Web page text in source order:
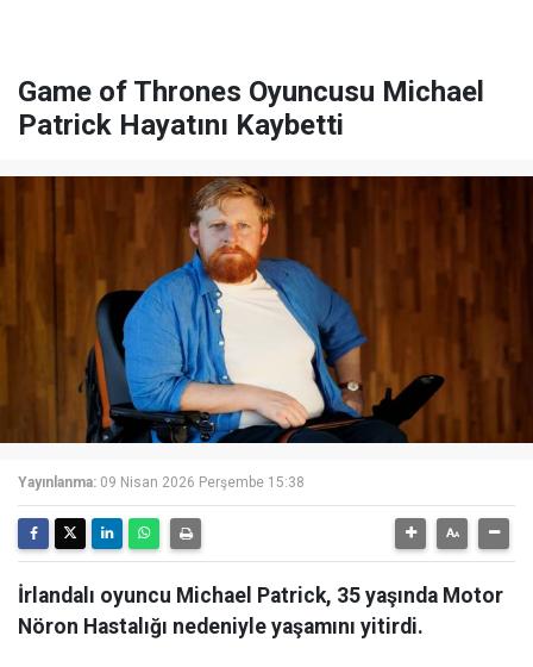
Game of Thrones Oyuncusu Michael
Patrick Hayatını Kaybetti
Yayınlanma: 09 Nisan 2026 Perşembe 15:38
İrlandalı oyuncu Michael Patrick, 35 yaşında Motor
Nöron Hastalığı nedeniyle yaşamını yitirdi.